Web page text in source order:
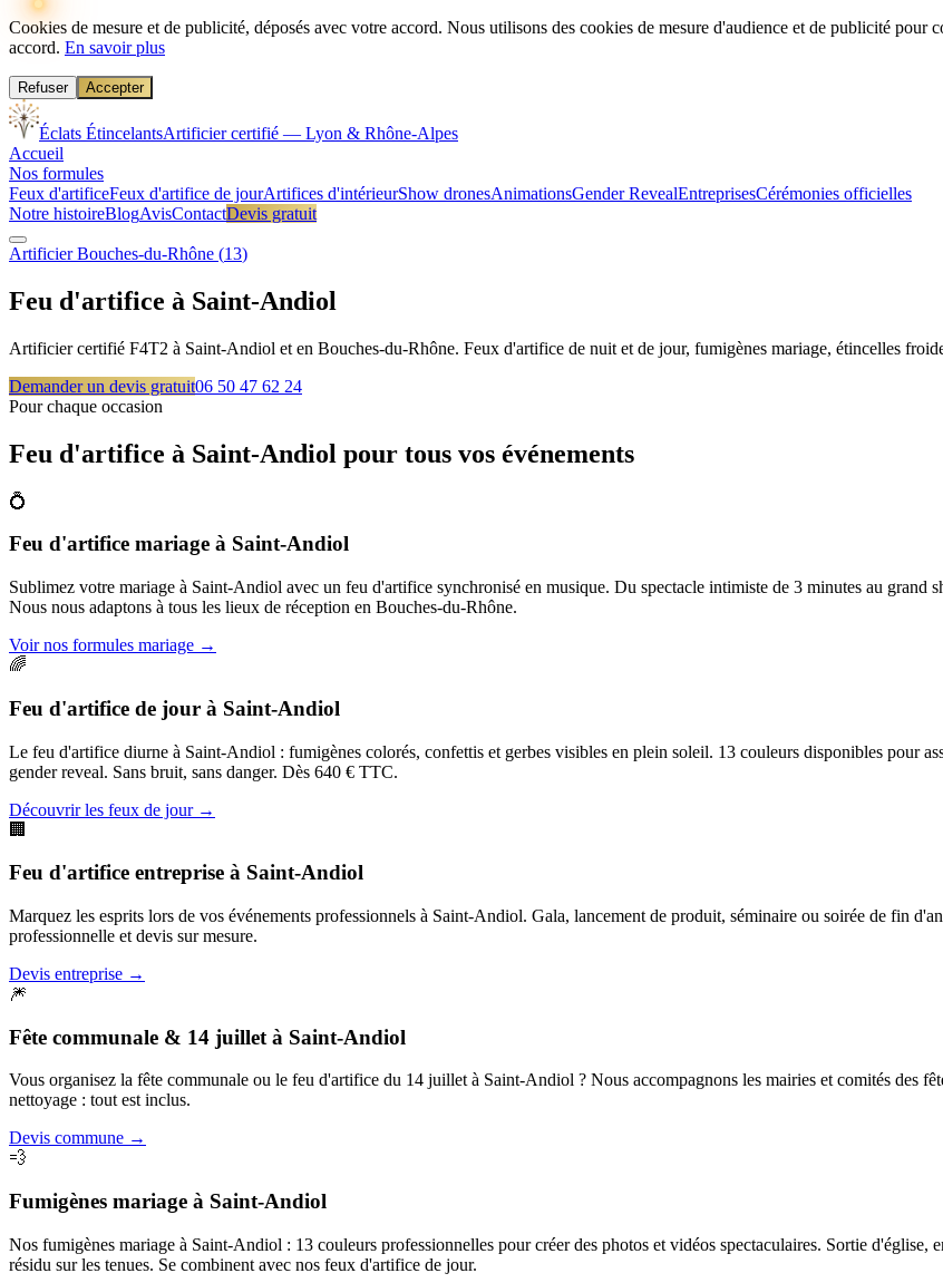
Cookies de mesure et de publicité, déposés avec votre accord. Nous utilisons des cookies de mesure d'audience et de publicité pour
accord. En savoir plus
Refuser Accepter
Éclats ÉtincelantsArtificier certifié — Lyon & Rhône-Alpes
Accueil
Nos formules
Feux d'artificeFeux d'artifice de jourArtifices d'intérieurShow dronesAnimationsGender RevealEntreprisesCérémonies officielles
Notre histoireBlogAvisContactDevis gratuit
ArtificierBouches-du-Rhône (13)
Feu d'artifice à Saint-Andiol
Artificier certifié F4T2 à Saint-Andiol et en Bouches-du-Rhône. Feux d'artifice de nuit et de jour, fumigènes mariage, étincelles
Demander un devis gratuit06 50 47 62 24
Pour chaque occasion
Feu d'artifice à Saint-Andiol pour tous vos événements
💍
Feu d'artifice mariage à Saint-Andiol
Sublimez votre mariage à Saint-Andiol avec un feu d'artifice synchronisé en musique. Du spectacle intimiste de 3 minutes au grand
Nous nous adaptons à tous les lieux de réception en Bouches-du-Rhône.
Voir nos formules mariage →
🌈
Feu d'artifice de jour à Saint-Andiol
Le feu d'artifice diurne à Saint-Andiol : fumigènes colorés, confettis et gerbes visibles en plein soleil. 13 couleurs disponibles pour
gender reveal. Sans bruit, sans danger. Dès 640 € TTC.
Découvrir les feux de jour→
🏢
Feu d'artifice entreprise à Saint-Andiol
Marquez les esprits lors de vos événements professionnels à Saint-Andiol. Gala, lancement de produit, séminaire ou soirée de fin
professionnelle et devis sur mesure.
Devis entreprise →
🎆
Fête communale & 14 juillet à Saint-Andiol
Vous organisez la fête communale ou le feu d'artifice du 14 juillet à Saint-Andiol ? Nous accompagnons les mairies et comités des
nettoyage : tout est inclus.
Devis commune →
💨
Fumigènes mariage à Saint-Andiol
Nos fumigènes mariage à Saint-Andiol : 13 couleurs professionnelles pour créer des photos et vidéos spectaculaires. Sortie d'église,
résidu sur les tenues. Se combinent avec nos feux d'artifice de jour.